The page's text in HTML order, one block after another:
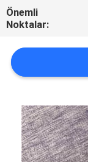
COMPANY
NEWS
SITE
PRIVACY
POLICY
Önemli
Noktalar: